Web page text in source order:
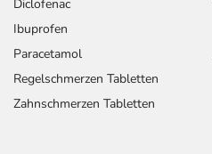
Diclofenac
Ibuprofen
Paracetamol
Regelschmerzen Tabletten
Zahnschmerzen Tabletten